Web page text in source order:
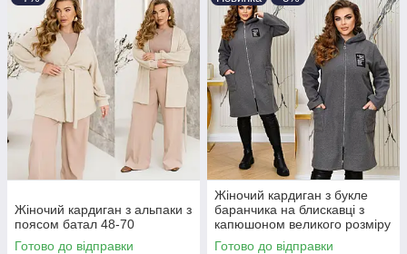
Жіночий кардиган з альпаки з
поясом батал 48-70
Готово до відправки
Жіночий кардиган з букле
баранчика на блискавці з
капюшоном великого розміру
48-66
Готово до відправки